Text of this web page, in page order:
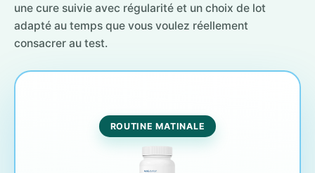
une cure suivie avec régularité et un choix de lot
adapté au temps que vous voulez réellement
consacrer au test.
ROUTINE MATINALE